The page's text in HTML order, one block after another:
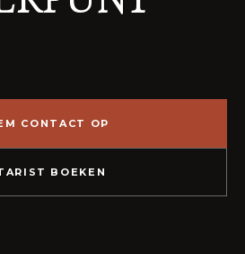
CONTACT OP
BOEKEN